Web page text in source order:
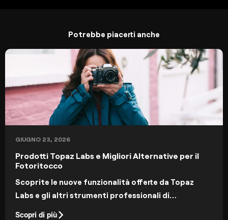
Potrebbe piacerti anche
GIUGNO 23, 2026
Prodotti Topaz Labs e Migliori Alternative per il
Fotoritocco
Scoprite le nuove funzionalità offerte da Topaz
Labs e gli altri strumenti professionali di
Scopri di più